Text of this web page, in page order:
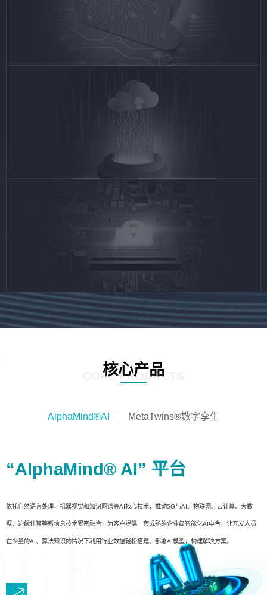
核心产品
CORE PRODUCTS
AlphaMind®AI MetaTwins®数字孪生
“AlphaMind® AI” 平台
依托自然语言处理，机器视觉和知识图谱等AI核心技术，推动5G与AI、物联网、云计算、大数
据、边缘计算等新信息技术紧密融合，为客户提供一套成熟的企业级智能化AI中台，让开发人员
在少量的AI、算法知识的情况下利用行业数据轻松搭建、部署AI模型，构建解决方案。